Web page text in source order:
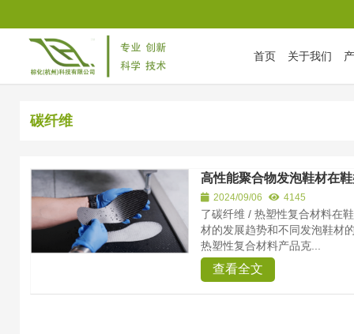
首页 关于我们
首页/Tag Archives: 碳纤维
碳纤维
高性能聚合物发泡鞋材在
2024/09/06 4145
了碳纤维 / 热塑性复合材料在
材的发展趋势和不同发泡鞋材
热塑性复合材料产品克...
查看全文